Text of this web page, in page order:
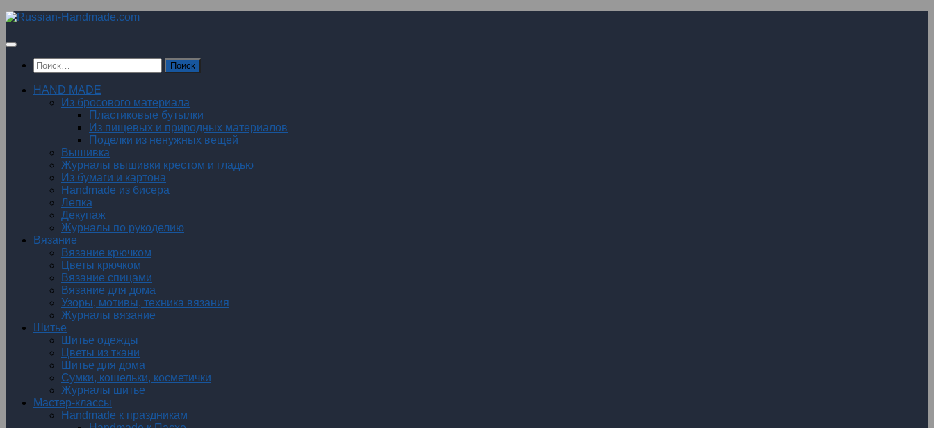
Перейти
содержимому
Найти:
HAND MADE
Из бросового материала
Пластиковые бутылки
Из пищевых и природных материалов
Поделки из ненужных вещей
Вышивка
Журналы вышивки крестом и гладью
Из бумаги и картона
Handmade из бисера
Лепка
Декупаж
Журналы по рукоделию
Вязание
Вязание крючком
Цветы крючком
Вязание спицами
Вязание для дома
Узоры, мотивы, техника вязания
Журналы вязание
Шитье
Шитье одежды
Цветы из ткани
Шитье для дома
Сумки, кошельки, косметички
Журналы шитье
Мастер-классы
Handmade к праздникам